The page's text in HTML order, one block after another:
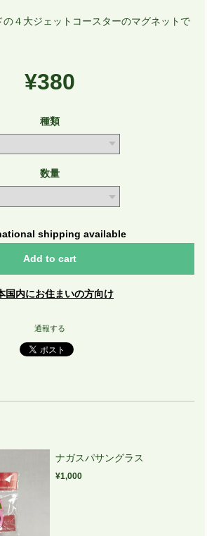
４大ジェットコースターのマグネットで
¥380
種類
数量
shipping available
Add to cart
国内にお住まいの方向け
通報する
ナガスパサングラス
¥1,000